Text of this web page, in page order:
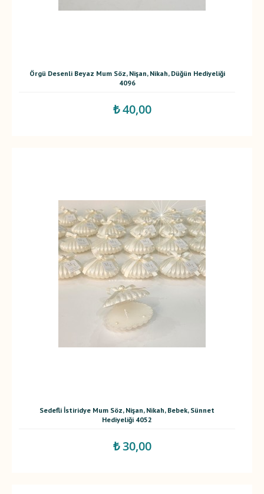
Örgü Desenli Beyaz Mum Söz, Nişan, Nikah, Düğün Hediyeliği
4096
₺ 40,00
Sedefli İstiridye Mum Söz, Nişan, Nikah, Bebek, Sünnet
Hediyeliği 4052
₺ 30,00